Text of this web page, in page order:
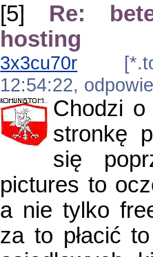
[5] Re:
hosting
3x3cu70r
12:54:22,
Chodzi
stronkę
się
pictures to
a nie tylko
za to płacić